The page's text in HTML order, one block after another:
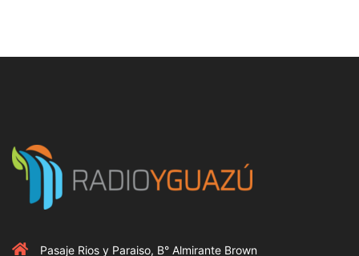
Pasaje Rios y Paraiso, B° Almirante Brown